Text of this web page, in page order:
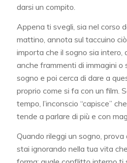
darsi un compito.
Appena ti svegli, sia nel corso
mattino, annota sul taccuino
importa che il sogno sia intero,
anche frammenti di immagini o
sogno e poi cerca di dare a
proprio come si fa con un film.
tempo, l’inconscio “capisce”
tende a parlare di più e con
Quando rileggi un sogno,
stai ignorando nella tua vita